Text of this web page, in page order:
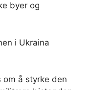
byer og
i Ukraina
om å styrke den